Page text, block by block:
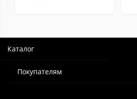
Каталог
Покупателям